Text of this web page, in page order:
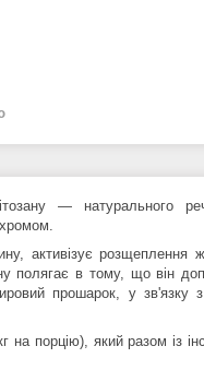
— натурального
активізує розщеплення
полягає в тому, що він
прошарок, у зв'язку
порцію), який разом із